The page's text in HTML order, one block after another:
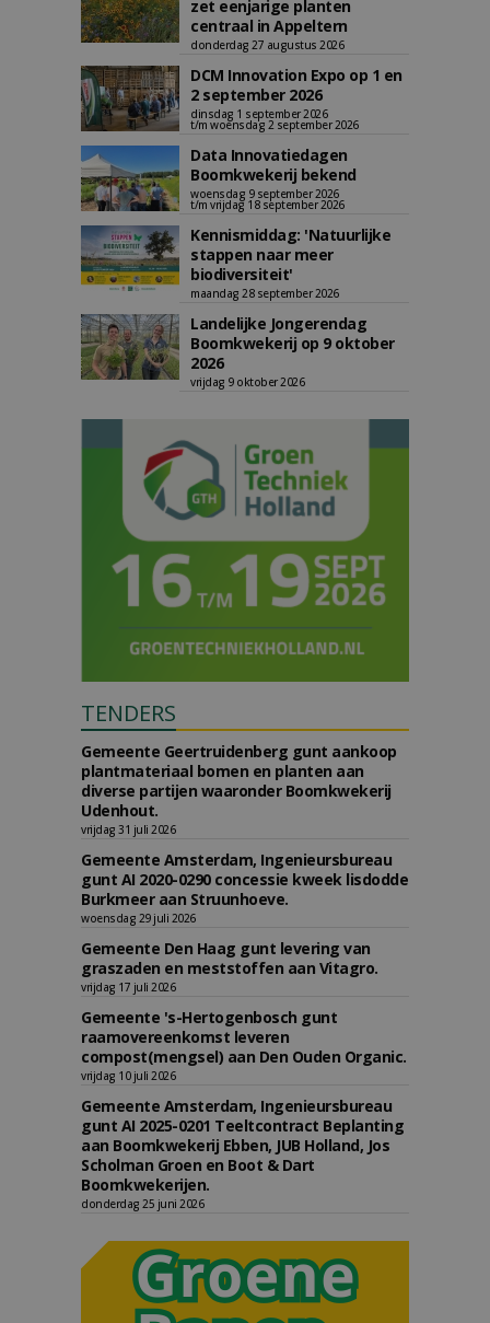
zet eenjarige planten
centraal in Appeltern
donderdag 27 augustus 2026
DCM Innovation Expo op 1 en
2 september 2026
dinsdag 1 september 2026
t/m woensdag 2 september 2026
Data Innovatiedagen
Boomkwekerij bekend
woensdag 9 september 2026
t/m vrijdag 18 september 2026
Kennismiddag: 'Natuurlijke
stappen naar meer
biodiversiteit'
maandag 28 september 2026
Landelijke Jongerendag
Boomkwekerij op 9 oktober
2026
vrijdag 9 oktober 2026
TENDERS
Gemeente Geertruidenberg gunt aankoop
plantmateriaal bomen en planten aan
diverse partijen waaronder Boomkwekerij
Udenhout.
vrijdag 31 juli 2026
Gemeente Amsterdam, Ingenieursbureau
gunt AI 2020-0290 concessie kweek lisdodde
Burkmeer aan Struunhoeve.
woensdag 29 juli 2026
Gemeente Den Haag gunt levering van
graszaden en meststoffen aan Vitagro.
vrijdag 17 juli 2026
Gemeente 's-Hertogenbosch gunt
raamovereenkomst leveren
compost(mengsel) aan Den Ouden Organic.
vrijdag 10 juli 2026
Gemeente Amsterdam, Ingenieursbureau
gunt AI 2025-0201 Teeltcontract Beplanting
aan Boomkwekerij Ebben, JUB Holland, Jos
Scholman Groen en Boot & Dart
Boomkwekerijen.
donderdag 25 juni 2026